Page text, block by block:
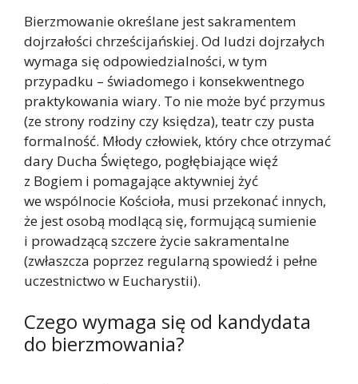
Bierzmowanie określane jest sakramentem
dojrzałości chrześcijańskiej. Od ludzi dojrzałych
wymaga się odpowiedzialności, w tym
przypadku – świadomego i konsekwentnego
praktykowania wiary. To nie może być przymus
(ze strony rodziny czy księdza), teatr czy pusta
formalność. Młody człowiek, który chce otrzymać
dary Ducha Świętego, pogłębiające więź
z Bogiem i pomagające aktywniej żyć
we wspólnocie Kościoła, musi przekonać innych,
że jest osobą modlącą się, formującą sumienie
i prowadzącą szczere życie sakramentalne
(zwłaszcza poprzez regularną spowiedź i pełne
uczestnictwo w Eucharystii).
Czego wymaga się od kandydata
do bierzmowania?